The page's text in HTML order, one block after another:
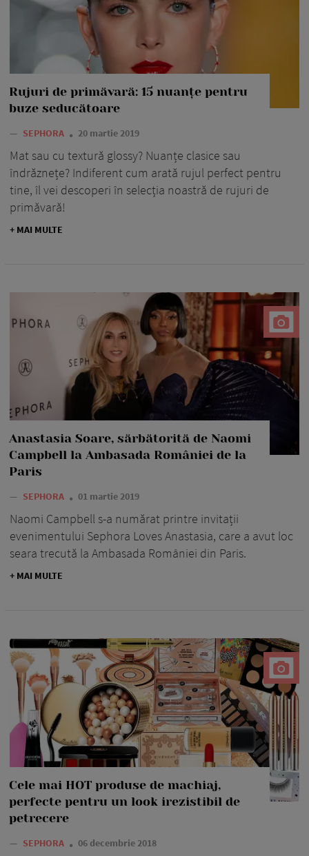
Rujuri de primăvară: 15 nuanțe pentru
buze seducătoare
— SEPHORA 20 martie 2019
Mat sau cu textură glossy? Nuanțe clasice sau
îndrăznețe? Indiferent cum arată rujul perfect pentru
tine, îl vei descoperi în selecția noastră de rujuri de
primăvară!
+ MAI MULTE
Anastasia Soare, sărbătorită de Naomi
Campbell la Ambasada României de la
Paris
— SEPHORA 01 martie 2019
Naomi Campbell s-a numărat printre invitații
evenimentului Sephora Loves Anastasia, care a avut loc
seara trecută la Ambasada României din Paris.
+ MAI MULTE
Cele mai HOT produse de machiaj,
perfecte pentru un look irezistibil de
petrecere
— SEPHORA 06 decembrie 2018